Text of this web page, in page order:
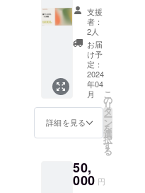
ます。
※当日
は、
tawagr
am関係
者及び
メディ
ア関係
者等招
待客と
リター
ン購入
者の皆
せて100
人規模
の会場
に漏ら
すこと
はあり
ませ
ん。 時
間：60
分×1回
有
効期限
年12月
31日ま
方法 ：
Zoom
※おふた
ある方
は備考
欄にご
記載く
ださ
い。 ※
デザイ
ンは写
真のも
更され
る可能
す。 ③
花と寅
さい。
※本リ
ターン
では、
個人名
のみ掲
載が可
能で
す。 ※
とし
て、
の使用
も可能
で転
載・公
開する
ことは
禁止と
させて
いただ
きま
す。 ③
リリー
スイベ
待 2024
都内で
行う予
交痛、
オーガ
ズム、
ED、早
漏、 射
精遅延
などの
性行為
の悩
み、夫
婦関係
ミュニ
ケー
ション
掲載
tawagr
amを応
援して
くだ
さって
いる支
援者様
とし
て、HP
に企
業・団
体名を
せてい
ただき
ます。
支援
者：
2人
お届
け予
定：
2024
年04
月
詳細を見る
こ
の
リ
タ
ー
ン
を
選
択
す
る
50,
000 円